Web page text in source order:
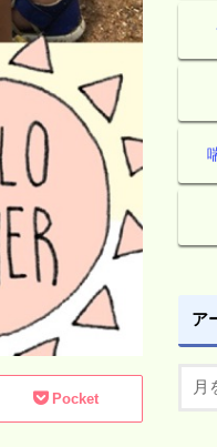
Pocket
ア